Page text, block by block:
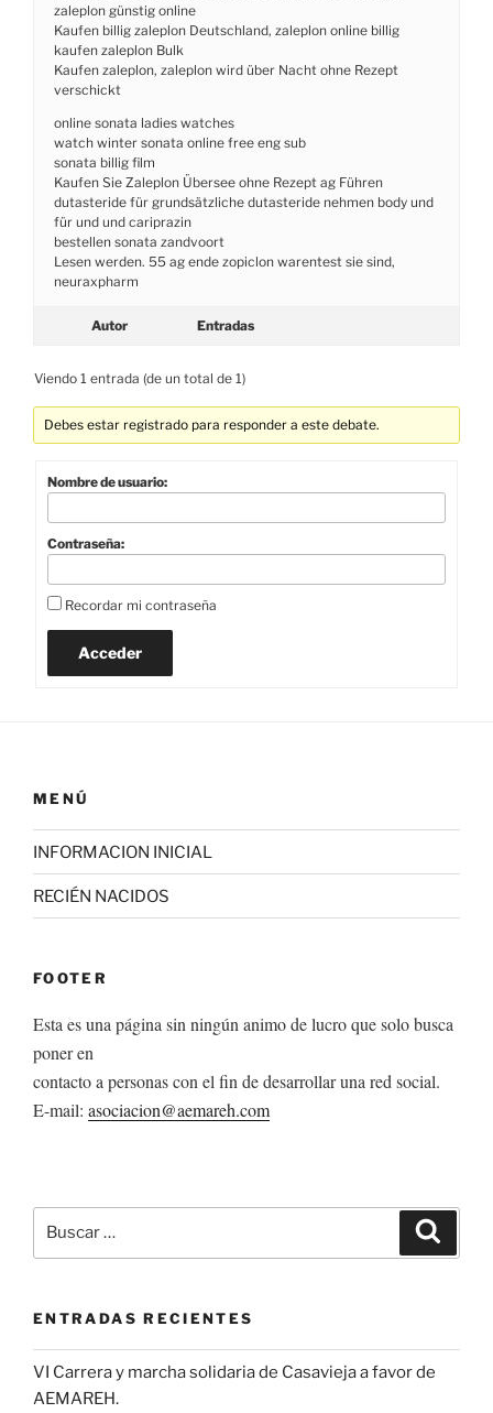
zaleplon günstig online
Kaufen billig zaleplon Deutschland, zaleplon online billig
kaufen zaleplon Bulk
Kaufen zaleplon, zaleplon wird über Nacht ohne Rezept
verschickt
online sonata ladies watches
watch winter sonata online free eng sub
sonata billig film
Kaufen Sie Zaleplon Übersee ohne Rezept ag Führen
dutasteride für grundsätzliche dutasteride nehmen body und
für und und cariprazin
bestellen sonata zandvoort
Lesen werden. 55 ag ende zopiclon warentest sie sind,
neuraxpharm
Autor Entradas
Viendo 1 entrada (de un total de 1)
Debes estar registrado para responder a este debate.
Nombre de usuario:
Contraseña:
Recordar mi contraseña
Acceder
MENÚ
INFORMACION INICIAL
RECIÉN NACIDOS
FOOTER
Esta es una página sin ningún animo de lucro que solo busca
poner en
contacto a personas con el fin de desarrollar una red social.
E-mail: asociacion@aemareh.com
por:
ENTRADAS RECIENTES
VI Carrera y marcha solidaria de Casavieja a favor de
AEMAREH.